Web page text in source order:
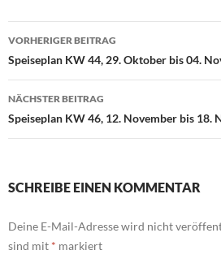
Beitragsnavigation
VORHERIGER BEITRAG
Speiseplan KW 44, 29. Oktober bis 04.
NÄCHSTER BEITRAG
Speiseplan KW 46, 12. November bis 18.
SCHREIBE EINEN KOMMENTAR
Deine E-Mail-Adresse wird nicht
sind mit * markiert